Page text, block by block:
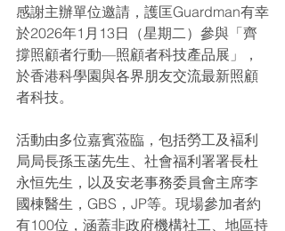
感謝主辦單位邀請，護匡Guardman有幸
於2026年1月13日（星期二）參與「齊
撐照顧者行動—照顧者科技產品展」，
於香港科學園與各界朋友交流最新照顧
者科技。
活動由多位嘉賓蒞臨，包括勞工及褔利
局局長孫玉菡先生、社會福利署署長杜
永恒先生，以及安老事務委員會主席李
國棟醫生，GBS，JP等。現場參加者約
有100位，涵蓋非政府機構社工、地區持